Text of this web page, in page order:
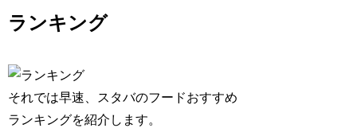
ランキング
それでは早速、スタバのフードおすすめ
ランキングを紹介します。